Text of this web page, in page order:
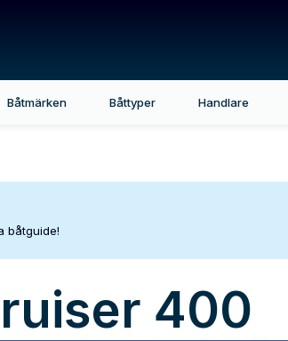
Båtmärken Båttyper Handlare
båtguide!
400